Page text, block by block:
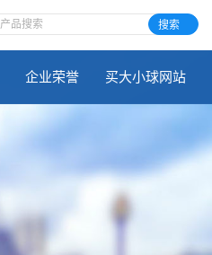
搜索
企业荣誉 买大小球网站